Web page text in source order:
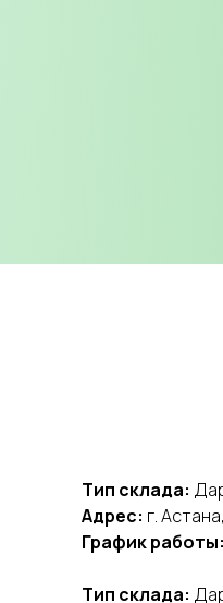
Тип склада:
Адрес: г.
График работы:
Тип склада: